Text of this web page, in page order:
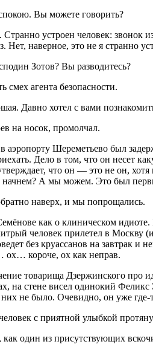
Вы можете говорить?
устроен человек:
наверное, это не я странно
Зотов? Вы разводитесь?
смех агента безопасности.
Давно хотел с вами
на носок, промолчал.
Шереметьево был
Дело в том, что он несет
что он — это не он,
А мы можем. Это был
наверх, и мы попрощались.
как о клиническом
человек прилетел в
без круассанов на завтрак
ох… короче, ох как неправ.
товарища Дзержинского
на стене висел одинокий
не было. Очевидно, он уже
с приятной улыбкой
один из присутствующих